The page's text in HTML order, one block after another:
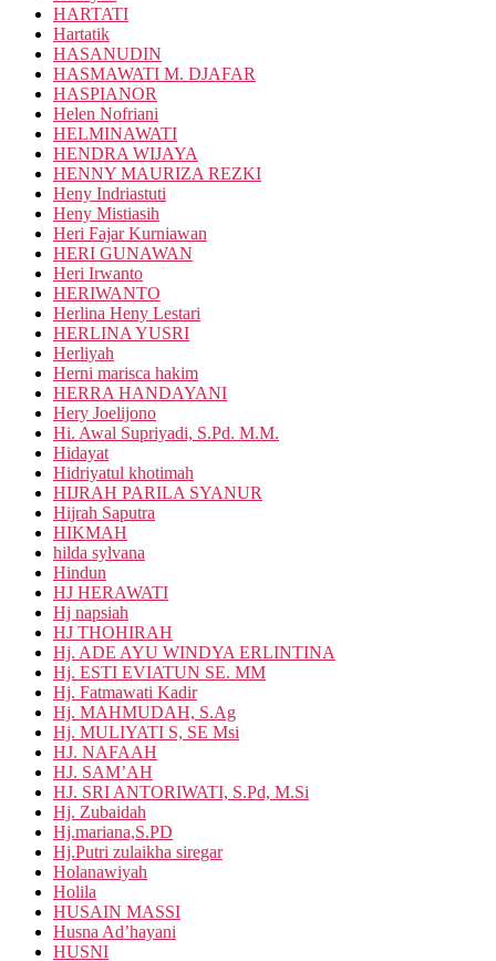
HARTATI
Hartatik
HASANUDIN
HASMAWATI M. DJAFAR
HASPIANOR
Helen Nofriani
HELMINAWATI
HENDRA WIJAYA
HENNY MAURIZA REZKI
Heny Indriastuti
Heny Mistiasih
Heri Fajar Kurniawan
HERI GUNAWAN
Heri Irwanto
HERIWANTO
Herlina Heny Lestari
HERLINA YUSRI
Herliyah
Herni marisca hakim
HERRA HANDAYANI
Hery Joelijono
Hi. Awal Supriyadi, S.Pd. M.M.
Hidayat
Hidriyatul khotimah
HIJRAH PARILA SYANUR
Hijrah Saputra
HIKMAH
hilda sylvana
Hindun
HJ HERAWATI
Hj napsiah
HJ THOHIRAH
Hj. ADE AYU WINDYA ERLINTINA
Hj. ESTI EVIATUN SE. MM
Hj. Fatmawati Kadir
Hj. MAHMUDAH, S.Ag
Hj. MULIYATI S, SE Msi
HJ. NAFAAH
HJ. SAM’AH
HJ. SRI ANTORIWATI, S.Pd, M.Si
Hj. Zubaidah
Hj.mariana,S.PD
Hj.Putri zulaikha siregar
Holanawiyah
Holila
HUSAIN MASSI
Husna Ad’hayani
HUSNI